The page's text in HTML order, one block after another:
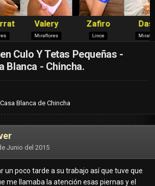
Culo Y Tetas Pequeñas -
Blanca - Chincha.
Casa Blanca de Chincha
Junio del 2015
un poco tarde a su trabajo así que tuve que
me llamaba la atención esas piernas y el